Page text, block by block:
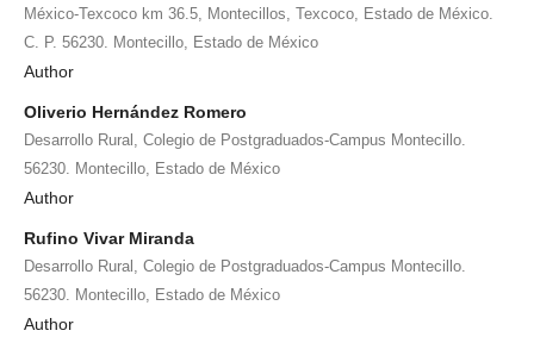
México-Texcoco km 36.5, Montecillos, Texcoco, Estado de México.
C. P. 56230. Montecillo, Estado de México
Author
Oliverio Hernández Romero
Desarrollo Rural, Colegio de Postgraduados-Campus Montecillo.
56230. Montecillo, Estado de México
Author
Rufino Vivar Miranda
Desarrollo Rural, Colegio de Postgraduados-Campus Montecillo.
56230. Montecillo, Estado de México
Author